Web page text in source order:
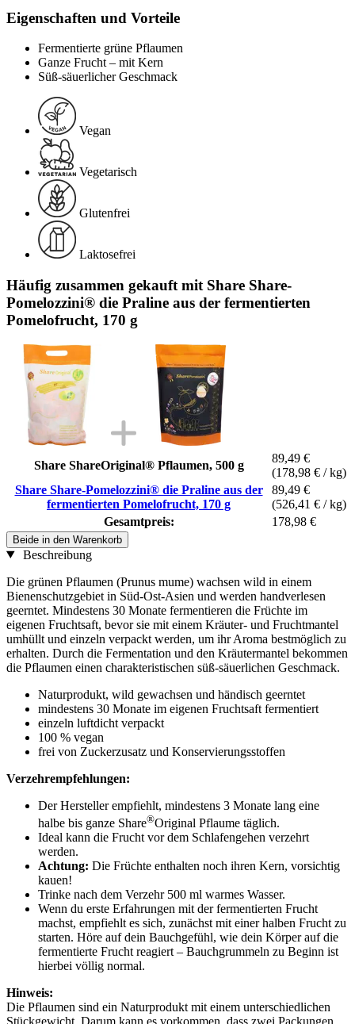
Eigenschaften und Vorteile
Fermentierte grüne Pflaumen
Ganze Frucht – mit Kern
Süß-säuerlicher Geschmack
Vegan
Vegetarisch
Glutenfrei
Laktosefrei
Häufig zusammen gekauft mit Share Share-
Pomelozzini® die Praline aus der fermentierten
Pomelofrucht, 170 g
Share ShareOriginal® Pflaumen, 500 g
89,49 €
(178,98 € / kg)
Share Share-Pomelozzini® die Praline aus der
fermentierten Pomelofrucht, 170 g
89,49 €
(526,41 € / kg)
Gesamtpreis:
178,98 €
Beide in den Warenkorb
Beschreibung
Die grünen Pflaumen (Prunus mume) wachsen wild in einem
Bienenschutzgebiet in Süd-Ost-Asien und werden handverlesen
geerntet. Mindestens 30 Monate fermentieren die Früchte im
eigenen Fruchtsaft, bevor sie mit einem Kräuter- und Fruchtmantel
umhüllt und einzeln verpackt werden, um ihr Aroma bestmöglich zu
erhalten. Durch die Fermentation und den Kräutermantel bekommen
die Pflaumen einen charakteristischen süß-säuerlichen Geschmack.
Naturprodukt, wild gewachsen und händisch geerntet
mindestens 30 Monate im eigenen Fruchtsaft fermentiert
einzeln luftdicht verpackt
100 % vegan
frei von Zuckerzusatz und Konservierungsstoffen
Verzehrempfehlungen:
Der Hersteller empfiehlt, mindestens 3 Monate lang eine
halbe bis ganze Share®Original Pflaume täglich.
Ideal kann die Frucht vor dem Schlafengehen verzehrt
werden.
Achtung: Die Früchte enthalten noch ihren Kern, vorsichtig
kauen!
Trinke nach dem Verzehr 500 ml warmes Wasser.
Wenn du erste Erfahrungen mit der fermentierten Frucht
machst, empfiehlt es sich, zunächst mit einer halben Frucht zu
starten. Höre auf dein Bauchgefühl, wie dein Körper auf die
fermentierte Frucht reagiert – Bauchgrummeln zu Beginn ist
hierbei völlig normal.
Hinweis:
Die Pflaumen sind ein Naturprodukt mit einem unterschiedlichen
Stückgewicht. Darum kann es vorkommen, dass zwei Packungen